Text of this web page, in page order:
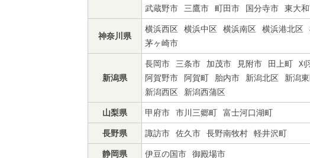
武蔵野市
三鷹市 町田市 国分寺市 東大
神奈川県
横浜西区 横浜中区 横浜南区 横浜港北区
茅ヶ崎市
新潟県
長岡市 三条市 加茂市 見附市 田上町 刈
阿賀野市
阿賀町 胎内市 新潟北区 新潟
新潟西区
新潟西蒲区
山梨県 甲府市 市川三郷町 富士河口湖町
長野県 諏訪市 佐久市 長野南牧村 軽井沢町
静岡県 伊豆の国市 御殿場市